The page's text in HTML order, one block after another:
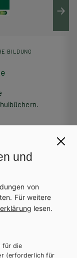
BILDUNG
und
von
Für weitere
lesen.
für die
(erforderlich für